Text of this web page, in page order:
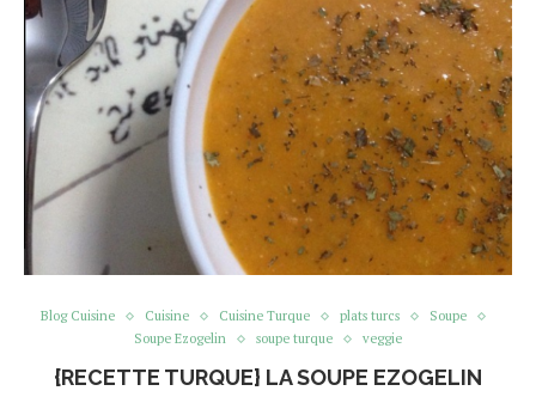
Blog Cuisine Cuisine Cuisine Turque plats turcs
Soupe
Soupe Ezogelin
soupe turque veggie
{RECETTE TURQUE} LA SOUPE EZOGELIN